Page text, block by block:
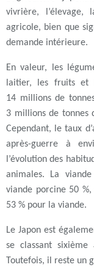
vivrière, l’élevage,
agricole, bien que
demande intérieure.
En valeur, les
laitier, les fruits et
14 millions de
3 millions de tonnes
Cependant, le taux
après-guerre à
l’évolution des
animales. La
viande porcine 50
53 % pour la viande.
Le Japon est
se classant
Toutefois, il reste